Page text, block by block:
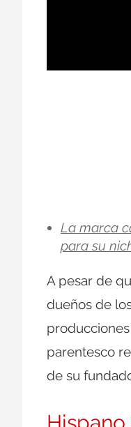
La marca
para su
A pesar de
dueños de
parentesco
de su